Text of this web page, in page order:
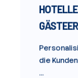
die
...